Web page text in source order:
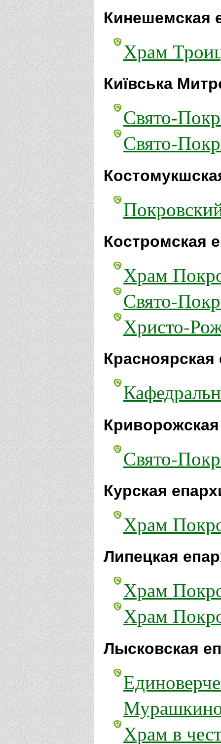
Кинешемская
Храм
Київська
Свято-
Свято-
Костромская
Храм
Свято-
Христо-
Красноярская
Свято-
Курская
Храм
Липецкая
Храм
Храм
Лысковская
Храм в